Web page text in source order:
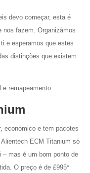
devo começar, esta é
nos fazem. Organizámos
e esperamos que estes
distinções que existem
e remapeamento:
económico e tem pacotes
ECM Titanium só
– mas é um bom ponto de
O preço é de £995*